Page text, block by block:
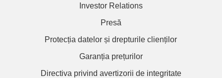
Investor Relations
Presă
Protecția datelor și drepturile clienților
Garanția prețurilor
Directiva privind avertizorii de integritate